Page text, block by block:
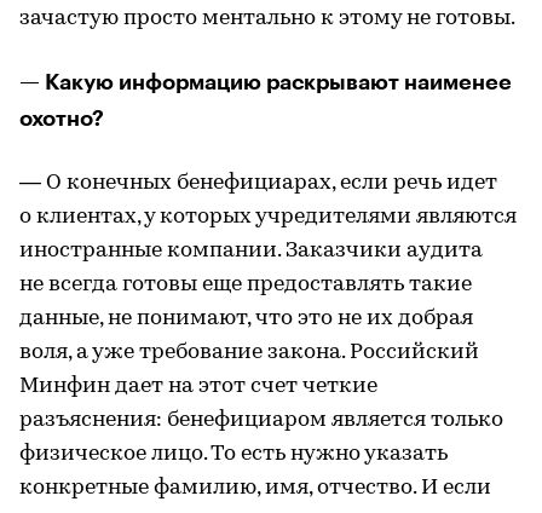
зачастую просто ментально к этому не готовы.
— Какую информацию раскрывают наименее
охотно?
— О конечных бенефициарах, если речь идет
о клиентах, у которых учредителями являются
иностранные компании. Заказчики аудита
не всегда готовы еще предоставлять такие
данные, не понимают, что это не их добрая
воля, а уже требование закона. Российский
Минфин дает на этот счет четкие
разъяснения: бенефициаром является только
физическое лицо. То есть нужно указать
конкретные фамилию, имя, отчество. И если